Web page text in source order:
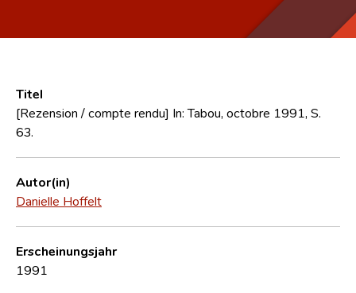
Erweiterte Suche
CNL
Forschungsgruppe
Titel
[Rezension / compte rendu] In: Tabou, octobre 1991, S.
63.
Autor(in)
Danielle Hoffelt
Erscheinungsjahr
1991